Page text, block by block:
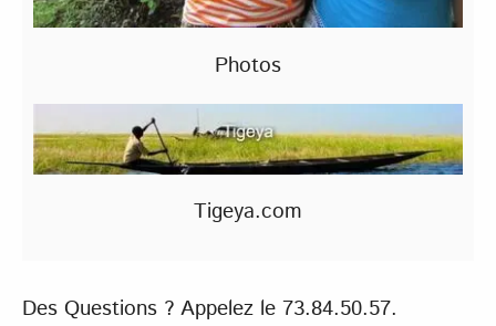
Photos
Tigeya.com
Des Questions ? Appelez le 73.84.50.57.